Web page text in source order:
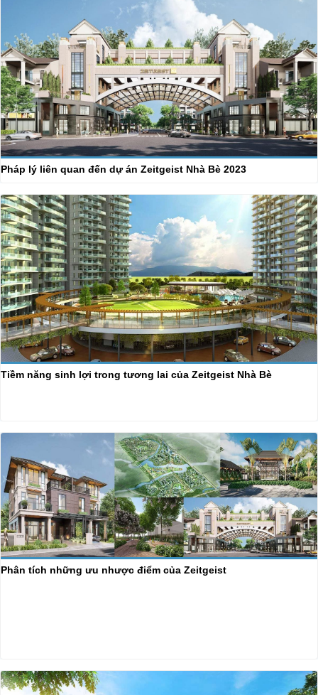
Pháp lý liên quan đến dự án Zeitgeist Nhà Bè 2023
Tiềm năng sinh lợi trong tương lai của Zeitgeist Nhà Bè
Phân tích những ưu nhược điểm của Zeitgeist